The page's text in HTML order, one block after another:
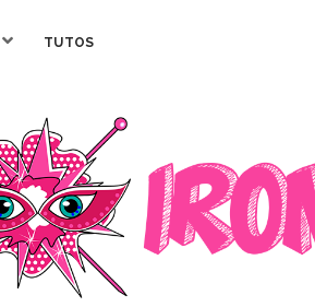
ouvrir
TUTOS